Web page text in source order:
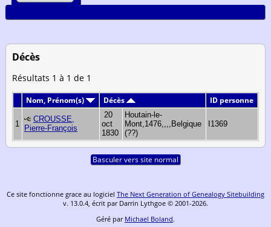
Décès
Résultats 1 à 1 de 1
Nom, Prénom(s) Décès ID personne
1
CROUSSE,
Pierre-François
20
oct
1830
Houtain-le-
Mont,1476,,,,Belgique
(??)
I1369
Basculer vers site normal
Ce site fonctionne grace au logiciel The Next Generation of Genealogy Sitebuilding
v. 13.0.4, écrit par Darrin Lythgoe © 2001-2026.
Géré par Michael Boland.